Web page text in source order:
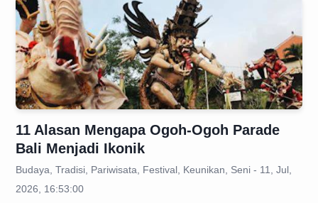
11 Alasan Mengapa Ogoh-Ogoh Parade
Bali Menjadi Ikonik
Budaya, Tradisi, Pariwisata, Festival, Keunikan, Seni - 11, Jul,
2026, 16:53:00